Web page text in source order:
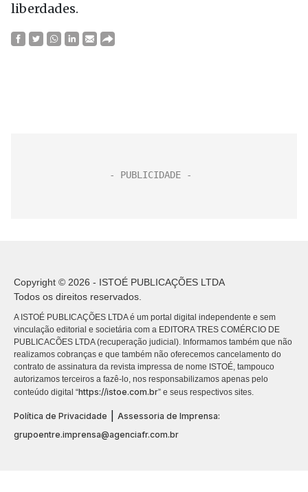
liberdades.
Copyright © 2026 - ISTOÉ PUBLICAÇÕES LTDA
Todos os direitos reservados.
A ISTOÉ PUBLICAÇÕES LTDA é um portal digital independente e sem
vinculação editorial e societária com a EDITORA TRES COMÉRCIO DE
PUBLICACÕES LTDA (recuperação judicial). Informamos também que não
realizamos cobranças e que também não oferecemos cancelamento do
contrato de assinatura da revista impressa de nome ISTOÉ, tampouco
autorizamos terceiros a fazê-lo, nos responsabilizamos apenas pelo
conteúdo digital “https://istoe.com.br” e seus respectivos sites.
Política de Privacidade
Assessoria de Imprensa:
grupoentre.imprensa@agenciafr.com.br